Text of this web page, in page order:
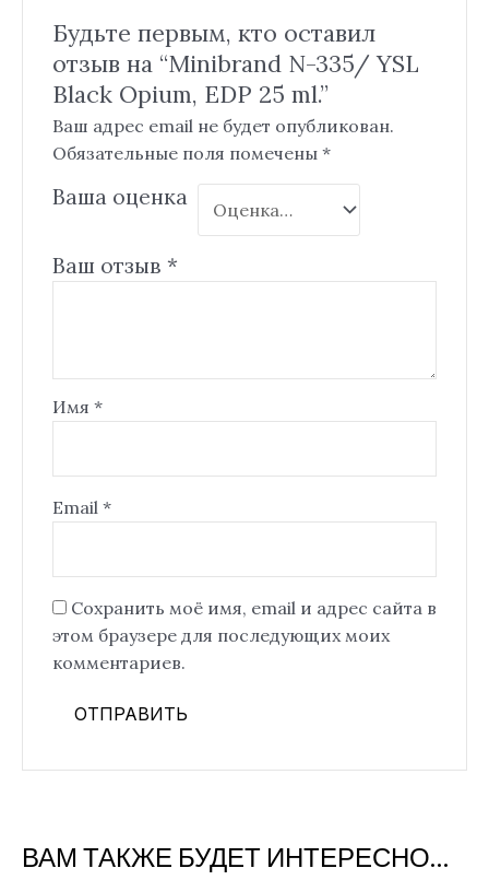
Будьте первым, кто оставил
отзыв на “Minibrand N-335/ YSL
Black Opium, EDP 25 ml.”
Ваш адрес email не будет опубликован.
Обязательные поля помечены *
Ваша оценка
Ваш отзыв *
Имя *
Email *
Сохранить моё имя, email и адрес сайта в
этом браузере для последующих моих
комментариев.
ВАМ ТАКЖЕ БУДЕТ ИНТЕРЕСНО…